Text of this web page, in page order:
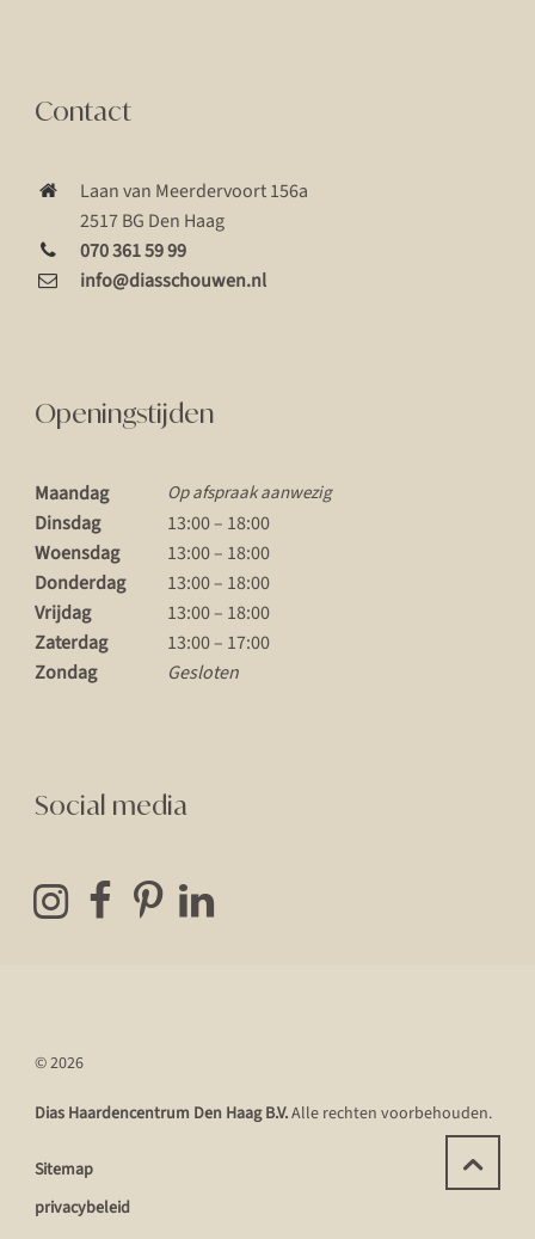
Contact
Laan van Meerdervoort 156a
2517 BG Den Haag
070 361 59 99
info@diasschouwen.nl
Openingstijden
Maandag Op afspraak aanwezig
Dinsdag
13:00 – 18:00
Woensdag
13:00 – 18:00
Donderdag
13:00 – 18:00
Vrijdag
13:00 – 18:00
Zaterdag
13:00 – 17:00
Zondag
Gesloten
Social media
© 2026
Dias Haardencentrum Den Haag B.V.Alle rechten voorbehouden.
Sitemap
privacybeleid